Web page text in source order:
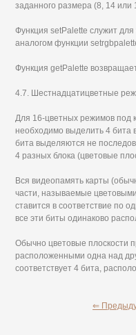
заданного размера (8, 14 или
Функция setPalette служит
аналогом функции
Функция getPalette
4.7. Шестнадцатицветные
Для 16-цветных режимов под
необходимо выделить 4 бита
бита выделяются не
4 разных блока (цветовые
Вся видеопамять карты
части, называемые
ставится в соответствие по
все эти биты одинаково
Обычно цветовые плоскости
расположенными одна над
соответствует 4 бита,
⇐